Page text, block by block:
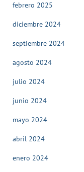
febrero 2025
diciembre 2024
septiembre 2024
agosto 2024
julio 2024
junio 2024
mayo 2024
abril 2024
enero 2024